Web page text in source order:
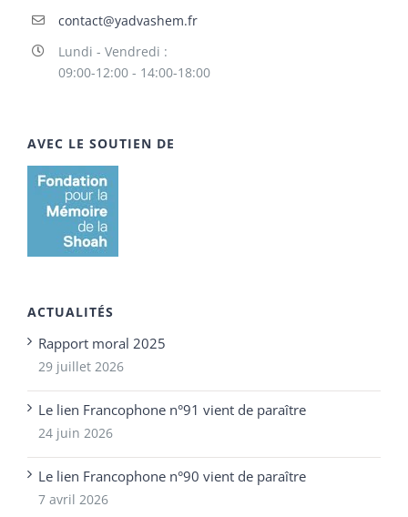
contact@yadvashem.fr
Lundi - Vendredi :
09:00-12:00 - 14:00-18:00
AVEC LE SOUTIEN DE
ACTUALITÉS
Rapport moral 2025
29 juillet 2026
Le lien Francophone n°91 vient de paraître
24 juin 2026
Le lien Francophone n°90 vient de paraître
7 avril 2026